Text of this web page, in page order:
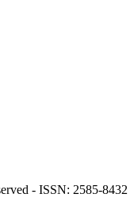
- ISSN: 2585-8432